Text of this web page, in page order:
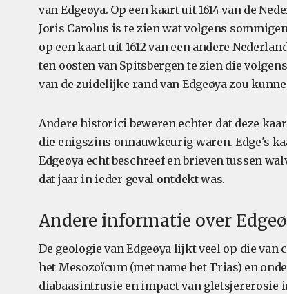
van Edgeøya. Op een kaart uit 1614 van de
Joris Carolus is te zien wat volgens
op een kaart uit 1612 van een andere
ten oosten van Spitsbergen te zien die
van de zuidelijke rand van Edgeøya zou
Andere historici beweren echter dat deze
die enigszins onnauwkeurig waren. Edge's
Edgeøya echt beschreef en brieven tussen
dat jaar in ieder geval ontdekt was.
Andere informatie over
De geologie van Edgeøya lijkt veel op die
het Mesozoïcum (met name het Trias) en
diabaasintrusie en impact van gletsjererosie